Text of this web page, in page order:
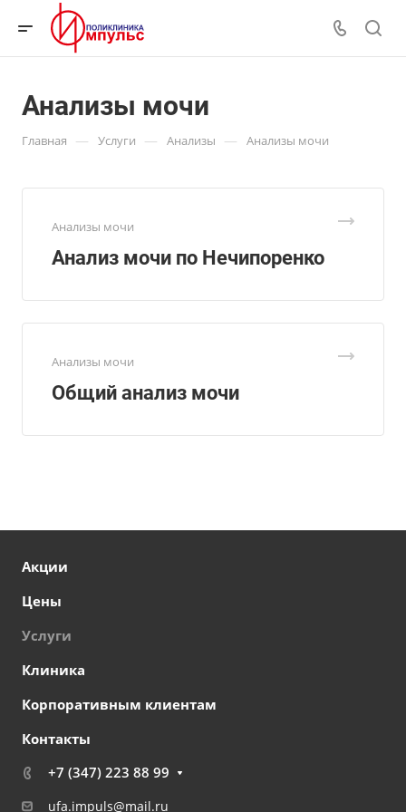
Анализы мочи
Главная — Услуги — Анализы — Анализы мочи
Анализы мочи
Анализ мочи по Нечипоренко
Анализы мочи
Общий анализ мочи
Акции
Цены
Услуги
Клиника
Корпоративным клиентам
Контакты
+7 (347) 223 88 99
ufa.impuls@mail.ru